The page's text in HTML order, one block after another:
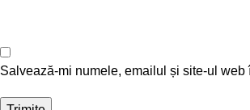
Salvează-mi numele, emailul și site-ul